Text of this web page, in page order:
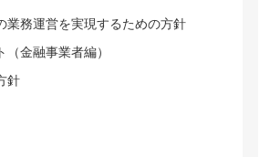
業務運営を実現するための方針
金融事業者編）
針